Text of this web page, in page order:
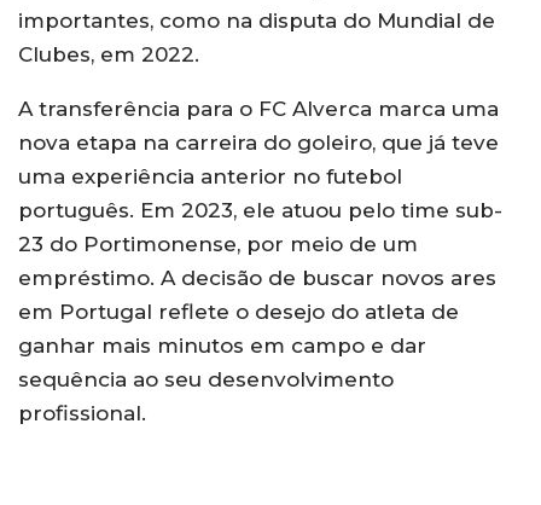
importantes, como na disputa do Mundial de
Clubes, em 2022.
A transferência para o FC Alverca marca uma
nova etapa na carreira do goleiro, que já teve
uma experiência anterior no futebol
português. Em 2023, ele atuou pelo time sub-
23 do Portimonense, por meio de um
empréstimo. A decisão de buscar novos ares
em Portugal reflete o desejo do atleta de
ganhar mais minutos em campo e dar
sequência ao seu desenvolvimento
profissional.